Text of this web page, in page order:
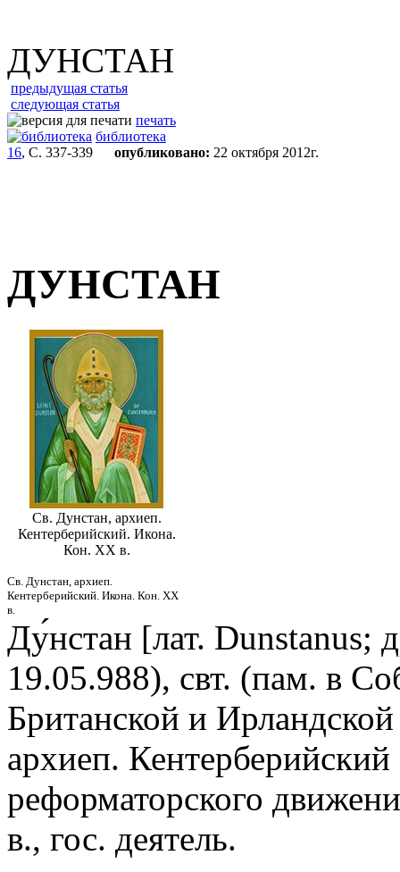
ДУНСТАН
предыдущая статья
следующая статья
печать
библиотека
16, С. 337-339 опубликовано: 22 октября 2012г.
ДУНСТАН
Св. Дунстан, архиеп.
Кентерберийский. Икона.
Кон. XX в.
Св. Дунстан, архиеп.
Кентерберийский. Икона. Кон. XX
в.
Ду́нстан [лат. Dunstanus;
19.05.988), свт. (пам. в
Британской и
архиеп.
реформаторского
в., гос. деятель.